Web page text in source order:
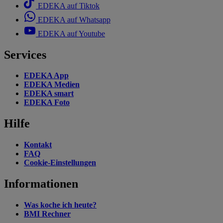
EDEKA auf Tiktok
EDEKA auf Whatsapp
EDEKA auf Youtube
Services
EDEKA App
EDEKA Medien
EDEKA smart
EDEKA Foto
Hilfe
Kontakt
FAQ
Cookie-Einstellungen
Informationen
Was koche ich heute?
BMI Rechner